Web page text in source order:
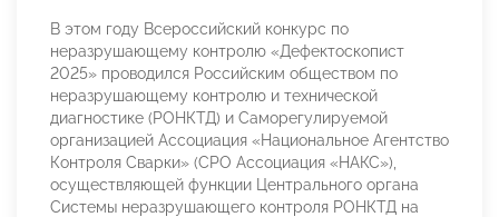
В этом году Всероссийский конкурс по
неразрушающему контролю «Дефектоскопист
2025» проводился Российским обществом по
неразрушающему контролю и технической
диагностике (РОНКТД) и Саморегулируемой
организацией Ассоциация «Национальное Агентство
Контроля Сварки» (СРО Ассоциация «НАКС»),
осуществляющей функции Центрального органа
Системы неразрушающего контроля РОНКТД на